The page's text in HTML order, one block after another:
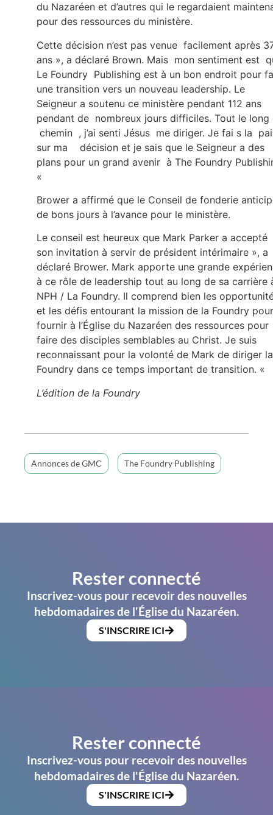
du Nazaréen et d’autres qui le regardaient
pour des ressources du ministère.
Cette décision n’est pas venue facilement après
ans », a déclaré Brown. Mais mon sentiment est
Le Foundry Publishing est à un bon endroit pour
une transition vers un nouveau leadership. Le
Seigneur a soutenu ce ministère pendant 112 ans
pendant de nombreux jours difficiles. Tout le long
chemin , j’ai senti Jésus me diriger. Je fai s la
sur ma décision et je sais que le Seigneur a des
plans pour un grand avenir à The Foundry
«
Brower a affirmé que le Conseil de fonderie
de bons jours à l’avance pour le ministère.
Le conseil est heureux que Mark Parker a accepté
son invitation à servir de président intérimaire », a
déclaré Brower. Mark apporte une grande
à ce rôle de leadership tout au long de sa carrière
NPH / La Foundry. Il comprend bien les
et les défis entourant la mission de la Foundry pour
fournir à l’Église du Nazaréen des ressources pour
faire des disciples semblables au Christ. Je suis
reconnaissant pour la volonté de Mark de diriger la
Foundry dans ce temps important de transition. «
L’édition de la Foundry
Annonces de GMC The Foundry Publishing
Rester connecté
Inscrivez-vous pour recevoir des nouvelles
hebdomadaires de l'Église du Nazaréen.
S'INSCRIRE ICI
Rester connecté
Inscrivez-vous pour recevoir des nouvelles
hebdomadaires de l'Église du Nazaréen.
S'INSCRIRE ICI